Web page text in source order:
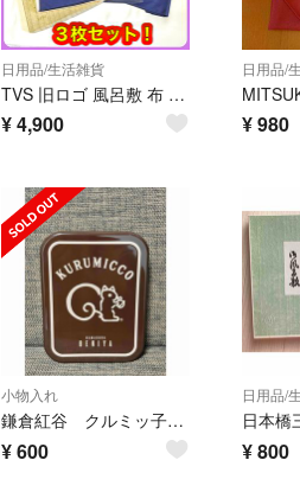
日用品/生活雑貨
TVS 旧ロゴ 風呂敷 布 生地
¥4,900
日用品/
¥980
小物入れ
鎌倉紅谷 クルミッ子 10個入り 缶のみ
¥600
日用品/
¥800